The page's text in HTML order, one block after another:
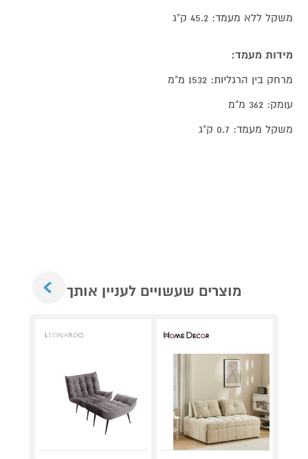
משקל ללא מעמד: 45.2 ק"ג
מידות מעמד:
מרחק בין הרגליות: 1532 מ"מ
עומק: 362 מ"מ
משקל מעמד: 0.7 ק"ג
מוצרים שעשויים לעניין אותך